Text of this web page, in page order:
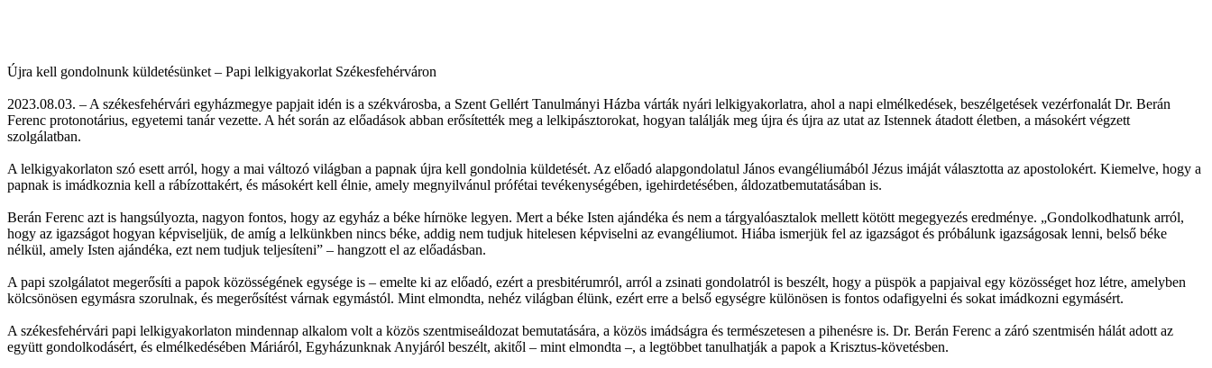
Újra kell gondolnunk küldetésünket – Papi lelkigyakorlat Székesfehérváron
2023.08.03. – A székesfehérvári egyházmegye papjait idén is a székvárosba, a Szent Gellért Tanulmányi Házba várták nyári lelkigyakorlatra, ahol a napi elmélkedések, beszélgetések vezérfonalát Dr. Berán
Ferenc protonotárius, egyetemi tanár vezette. A hét során az előadások abban erősítették meg a lelkipásztorokat, hogyan találják meg újra és újra az utat az Istennek átadott életben, a másokért végzett
szolgálatban.
A lelkigyakorlaton szó esett arról, hogy a mai változó világban a papnak újra kell gondolnia küldetését. Az előadó alapgondolatul János evangéliumából Jézus imáját választotta az apostolokért. Kiemelve, hogy a
papnak is imádkoznia kell a rábízottakért, és másokért kell élnie, amely megnyilvánul prófétai tevékenységében, igehirdetésében, áldozatbemutatásában is.
Berán Ferenc azt is hangsúlyozta, nagyon fontos, hogy az egyház a béke hírnöke legyen. Mert a béke Isten ajándéka és nem a tárgyalóasztalok mellett kötött megegyezés eredménye. „Gondolkodhatunk arról,
hogy az igazságot hogyan képviseljük, de amíg a lelkünkben nincs béke, addig nem tudjuk hitelesen képviselni az evangéliumot. Hiába ismerjük fel az igazságot és próbálunk igazságosak lenni, belső béke
nélkül, amely Isten ajándéka, ezt nem tudjuk teljesíteni” – hangzott el az előadásban.
A papi szolgálatot megerősíti a papok közösségének egysége is – emelte ki az előadó, ezért a presbitérumról, arról a zsinati gondolatról is beszélt, hogy a püspök a papjaival egy közösséget hoz létre, amelyben
kölcsönösen egymásra szorulnak, és megerősítést várnak egymástól. Mint elmondta, nehéz világban élünk, ezért erre a belső egységre különösen is fontos odafigyelni és sokat imádkozni egymásért.
A székesfehérvári papi lelkigyakorlaton mindennap alkalom volt a közös szentmiseáldozat bemutatására, a közös imádságra és természetesen a pihenésre is. Dr. Berán Ferenc a záró szentmisén hálát adott az
együtt gondolkodásért, és elmélkedésében Máriáról, Egyházunknak Anyjáról beszélt, akitől – mint elmondta –, a legtöbbet tanulhatják a papok a Krisztus-követésben.